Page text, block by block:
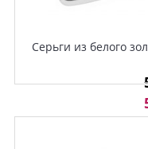
Серьги из белого